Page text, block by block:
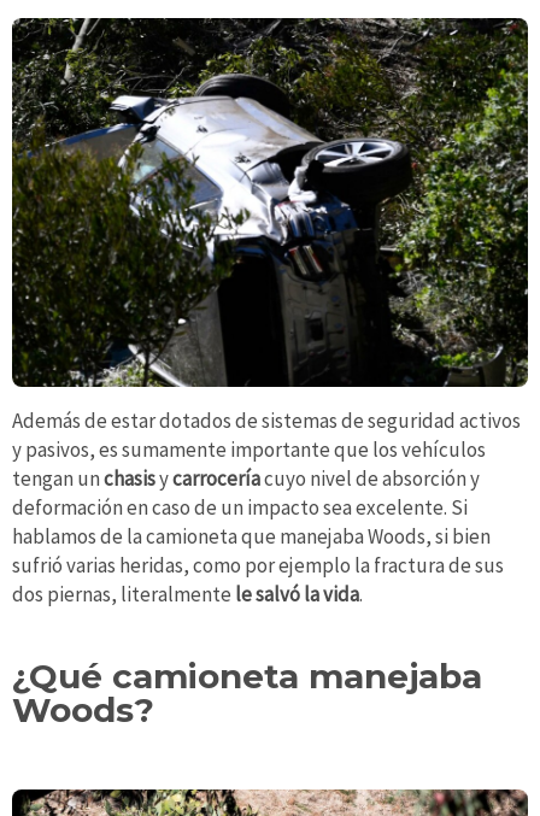
Además de estar dotados de sistemas de seguridad activos
y pasivos, es sumamente importante que los vehículos
tengan unchasisycarroceríacuyo nivel de absorción y
deformación en caso de un impacto sea excelente. Si
hablamos de la camioneta que manejaba Woods, si bien
sufrió varias heridas, como por ejemplo la fractura de sus
dos piernas, literalmente le salvó la vida.
¿Qué camioneta manejaba
Woods?